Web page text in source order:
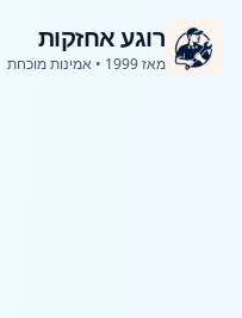
רוגע אחזקות
מאז 1999 • אמינות מוכחת